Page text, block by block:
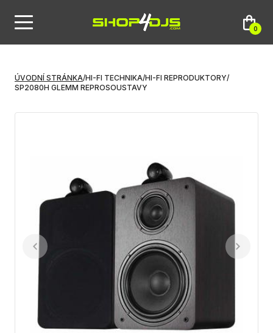
0
ÚVODNÍ STRÁNKA/HI-FI TECHNIKA/HI-FI REPRODUKTORY/
SP2080H GLEMM REPROSOUSTAVY